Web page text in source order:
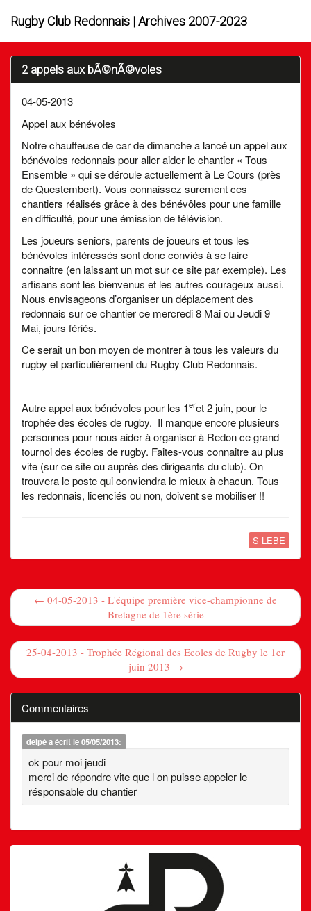
Rugby Club Redonnais | Archives 2007-2023
2 appels aux bÃ©nÃ©voles
04-05-2013
Appel aux bénévoles
Notre chauffeuse de car de dimanche a lancé un appel aux
bénévoles redonnais pour aller aider le chantier « Tous
Ensemble » qui se déroule actuellement à Le Cours (près
de Questembert). Vous connaissez surement ces
chantiers réalisés grâce à des bénévôles pour une famille
en difficulté, pour une émission de télévision.
Les joueurs seniors, parents de joueurs et tous les
bénévoles intéressés sont donc conviés à se faire
connaitre (en laissant un mot sur ce site par exemple). Les
artisans sont les bienvenus et les autres courageux aussi.
Nous envisageons d’organiser un déplacement des
redonnais sur ce chantier ce mercredi 8 Mai ou Jeudi 9
Mai, jours fériés.
Ce serait un bon moyen de montrer à tous les valeurs du
rugby et particulièrement du Rugby Club Redonnais.
Autre appel aux bénévoles pour les 1eret 2 juin, pour le
trophée des écoles de rugby. Il manque encore plusieurs
personnes pour nous aider à organiser à Redon ce grand
tournoi des écoles de rugby. Faites-vous connaitre au plus
vite (sur ce site ou auprès des dirigeants du club). On
trouvera le poste qui conviendra le mieux à chacun. Tous
les redonnais, licenciés ou non, doivent se mobiliser !!
S LEBE
← 04-05-2013 - L'équipe première vice-championne de
Bretagne de 1ère série
25-04-2013 - Trophée Régional des Ecoles de Rugby le 1er
juin 2013 →
Commentaires
delpéa écrit le 05/05/2013:
ok pour moi jeudi
merci de répondre vite que l on puisse appeler le
résponsable du chantier